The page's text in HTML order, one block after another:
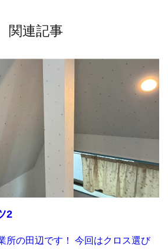
関連記事
2
所の田辺です！ 今回はクロス選び